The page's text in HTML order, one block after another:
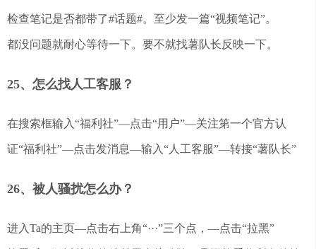
检查笔记是否都带了#话题#。至少发一篇“视频笔记”。
都没问题就耐心等待一下。要不就找薯队长反映一下。
25、怎么找人工客服？
在搜索框输入“福利社”—点击“用户”—关注第一个官方认
证“福利社”—点击发消息—输入“人工客服”—转接“薯队长”
26、被人骚扰怎么办？
进入Ta的主页—点击右上角“···”三个点，—点击“拉黑”